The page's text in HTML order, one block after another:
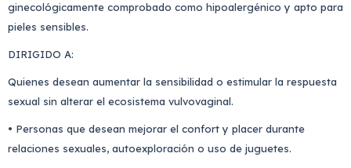
ginecológicamente comprobado como hipoalergénico y apto para
pieles sensibles.
DIRIGIDO A:
Quienes desean aumentar la sensibilidad o estimular la respuesta
sexual sin alterar el ecosistema vulvovaginal.
• Personas que desean mejorar el confort y placer durante
relaciones sexuales, autoexploración o uso de juguetes.